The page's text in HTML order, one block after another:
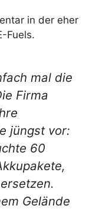
in der eher
Fuels.
mal die
Firma
jüngst vor:
60
Gelände